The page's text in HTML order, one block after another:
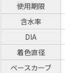
使用期限
含水率
DIA
着色直径
ベースカーブ